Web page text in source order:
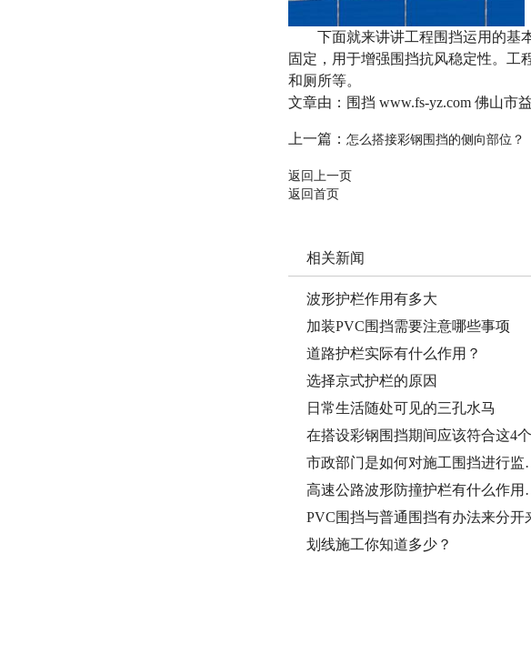
下面就来讲讲工程围挡运用的基本
固定，用于增强围挡抗风稳定性。工
和厕所等。
文章由：围挡 www.fs-yz.com 佛山市
上一篇：怎么搭接彩钢围挡的侧向部位？
返回上一页
返回首页
相关新闻
波形护栏作用有多大
加装PVC围挡需要注意哪些事项
道路护栏实际有什么作用？
选择京式护栏的原因
日常生活随处可见的三孔水马
在搭设彩钢围挡期间应该符合这4
市政部门是如何对施工围挡进行
高速公路波形防撞护栏有什么作
PVC围挡与普通围挡有办法来分
划线施工你知道多少？